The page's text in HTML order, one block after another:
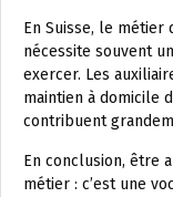
En Suisse, le métier
nécessite souvent
exercer. Les
maintien à domicile
contribuent
En conclusion, être
métier : c’est une